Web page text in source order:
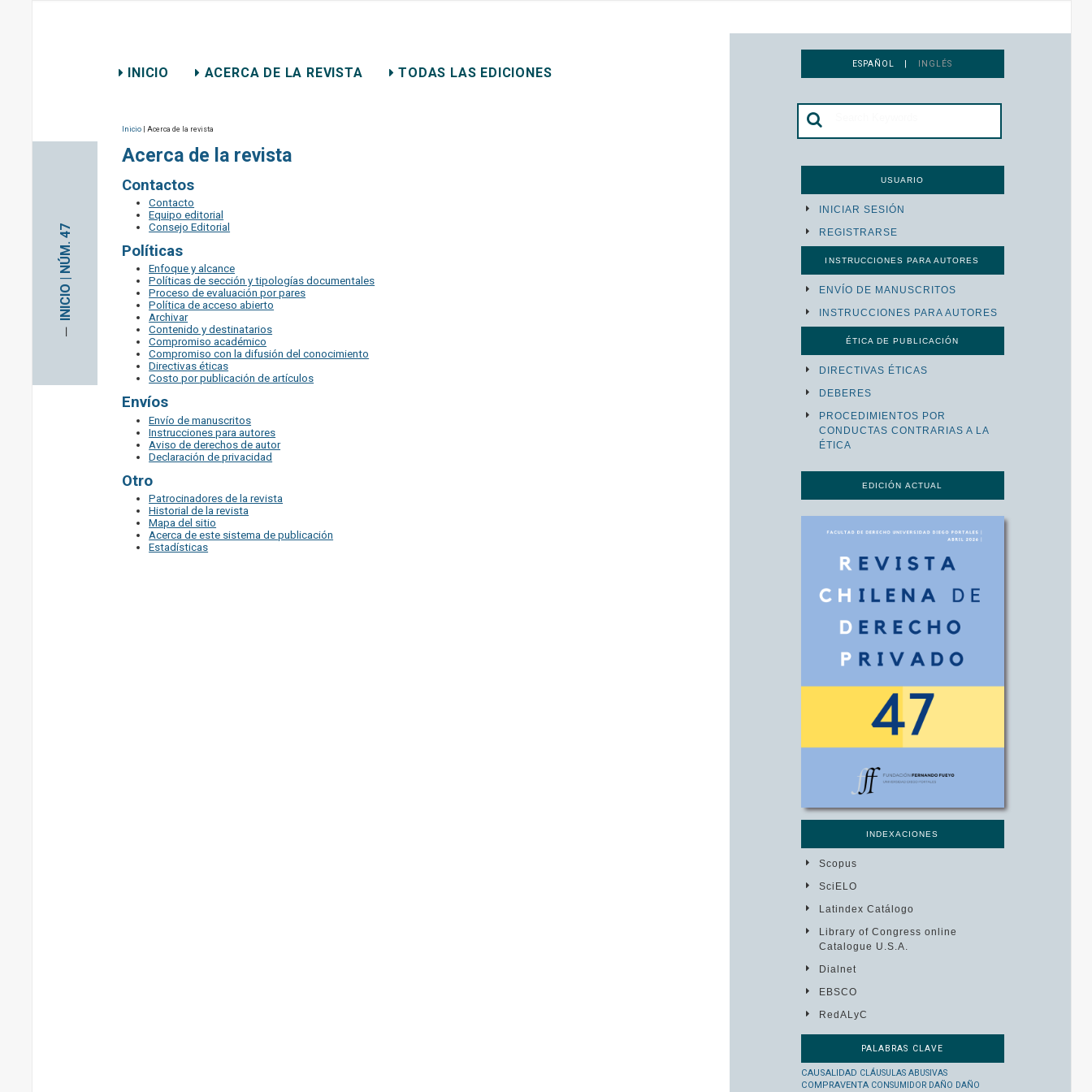
ESPAÑOL | INGLÉS
USUARIO
INICIAR SESIÓN
REGISTRARSE
INSTRUCCIONES PARA AUTORES
ENVÍO DE MANUSCRITOS
INSTRUCCIONES PARA AUTORES
ÉTICA DE PUBLICACIÓN
DIRECTIVAS ÉTICAS
DEBERES
PROCEDIMIENTOS POR
CONDUCTAS CONTRARIAS A LA
ÉTICA
EDICIÓN ACTUAL
INDEXACIONES
Scopus
SciELO
Latindex Catálogo
Library of Congress online
Catalogue U.S.A.
Dialnet
EBSCO
RedALyC
PALABRAS CLAVE
CAUSALIDAD CLÁUSULAS ABUSIVAS
COMPRAVENTA CONSUMIDOR DAÑO DAÑO
INICIO ACERCA DE LA REVISTA TODAS LAS EDICIONES
─
INICIO | NÚM. 47
Inicio| Acerca de la revista
Acerca de la revista
Contactos
Contacto
Equipo editorial
Consejo Editorial
Políticas
Enfoque y alcance
Políticas de sección y tipologías documentales
Proceso de evaluación por pares
Política de acceso abierto
Archivar
Contenido y destinatarios
Compromiso académico
Compromiso con la difusión del conocimiento
Directivas éticas
Costo por publicación de artículos
Envíos
Envío de manuscritos
Instrucciones para autores
Aviso de derechos de autor
Declaración de privacidad
Otro
Patrocinadores de la revista
Historial de la revista
Mapa del sitio
Acerca de este sistema de publicación
Estadísticas